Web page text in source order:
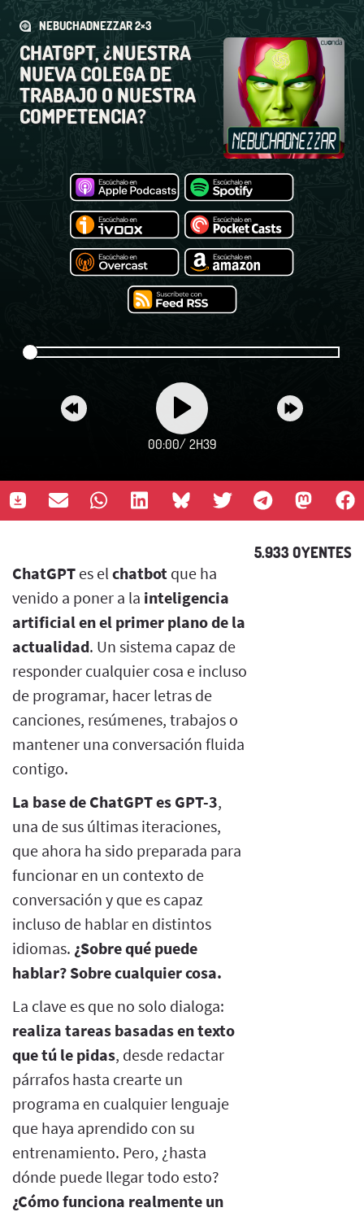
NEBUCHADNEZZAR 2×3
CHATGPT, ¿NUESTRA
NUEVA COLEGA DE
TRABAJO O NUESTRA
COMPETENCIA?
00:00/ 2H39
5.933 OYENTES
ChatGPT es el chatbot que ha
venido a poner a la inteligencia
artificial en el primer plano de la
actualidad. Un sistema capaz de
responder cualquier cosa e incluso
de programar, hacer letras de
canciones, resúmenes, trabajos o
mantener una conversación fluida
contigo.
La base de ChatGPT es GPT-3,
una de sus últimas iteraciones,
que ahora ha sido preparada para
funcionar en un contexto de
conversación y que es capaz
incluso de hablar en distintos
idiomas. ¿Sobre qué puede
hablar? Sobre cualquier cosa.
La clave es que no solo dialoga:
realiza tareas basadas en texto
que tú le pidas, desde redactar
párrafos hasta crearte un
programa en cualquier lenguaje
que haya aprendido con su
entrenamiento. Pero, ¿hasta
dónde puede llegar todo esto?
¿Cómo funciona realmente un